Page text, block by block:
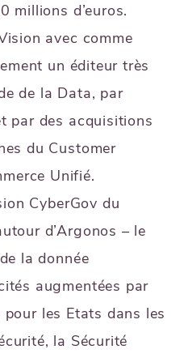
millions d’euros.
avec comme
un éditeur très
de la Data, par
par des acquisitions
du Customer
Unifié.
CyberGov du
d’Argonos – le
la donnée
augmentées par
les Etats dans les
la Sécurité